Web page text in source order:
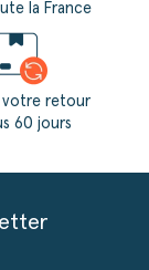
la France
votre retour
60 jours